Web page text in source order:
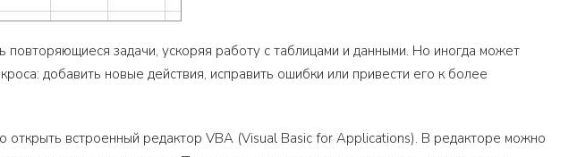
задачи, ускоряя работу с таблицами и данными. Но иногда может
добавить новые действия, исправить ошибки или привести его к более
открыть встроенный редактор VBA (Visual Basic for Applications). В редакторе можно